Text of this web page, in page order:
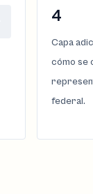
4
Capa
cómo se
federal.